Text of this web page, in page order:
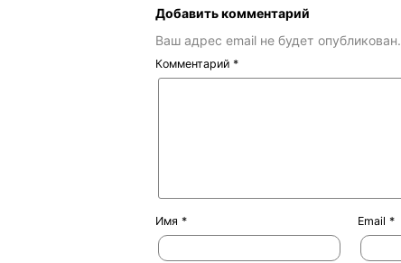
Добавить комментарий
Ваш адрес email не будет опубликован.
Комментарий *
Имя * Email*